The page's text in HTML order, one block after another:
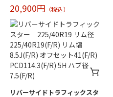
20,900円 （税込）
リバーサイドトラフィックスタ